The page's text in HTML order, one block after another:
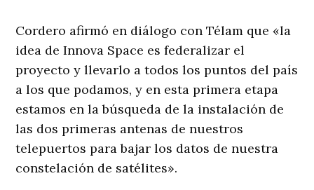
Cordero afirmó en diálogo con Télam que «la
idea de Innova Space es federalizar el
proyecto y llevarlo a todos los puntos del país
a los que podamos, y en esta primera etapa
estamos en la búsqueda de la instalación de
las dos primeras antenas de nuestros
telepuertos para bajar los datos de nuestra
constelación de satélites».